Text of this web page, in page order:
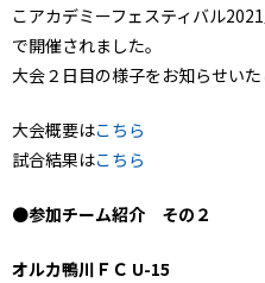
こアカデミーフェスティバル
で開催されました。
大会２日目の様子をお知らせいた
大会概要はこちら
試合結果はこちら
●参加チーム紹介 その２
オルカ鴨川ＦＣ U-15